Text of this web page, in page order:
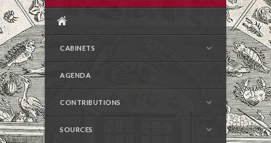
CABINETS
AGENDA
CONTRIBUTIONS
SOURCES